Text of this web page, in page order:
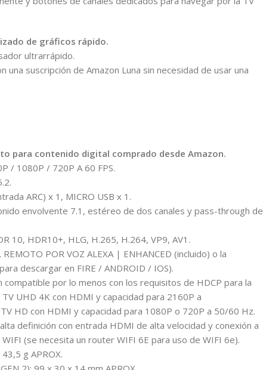
de gráficos rápido.
ultrarrápido.
una suscripción de Amazon Luna sin necesidad de usar una
para contenido digital comprado desde Amazon.
/ 1080P / 720P A 60 FPS.
ARC) x 1, MICRO USB x 1.
envolvente 7.1, estéreo de dos canales y pass-through de
10, HDR10+, HLG, H.265, H.264, VP9, AV1.
POR VOZ ALEXA | ENHANCED (incluido) o la
descargar en FIRE / ANDROID / IOS).
por lo menos con los requisitos de HDCP para la
UHD 4K con HDMI y capacidad para 2160P a
HD con HDMI y capacidad para 1080P o 720P a 50/60 Hz.
definición con entrada HDMI de alta velocidad y conexión a
(se necesita un router WIFI 6E para uso de WIFI 6e).
g APROX.